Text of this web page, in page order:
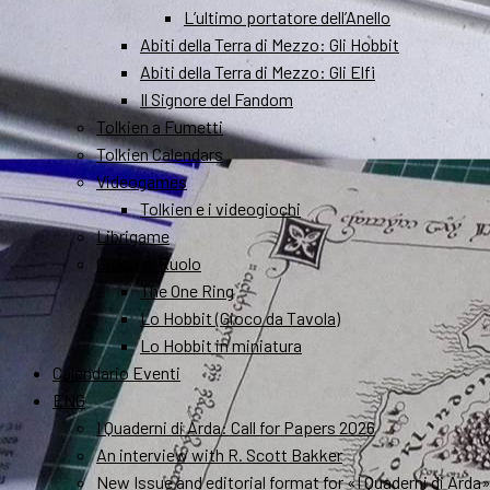
L’ultimo portatore dell’Anello
Abiti della Terra di Mezzo: Gli Hobbit
Abiti della Terra di Mezzo: Gli Elfi
Il Signore del Fandom
Tolkien a Fumetti
Tolkien Calendars
Videogames
Tolkien e i videogiochi
Librigame
Gioco di Ruolo
The One Ring
Lo Hobbit (Gioco da Tavola)
Lo Hobbit in miniatura
Calendario Eventi
ENG
I Quaderni di Arda: Call for Papers 2026
An interview with R. Scott Bakker
New Issue and editorial format for «I Quaderni di Arda»